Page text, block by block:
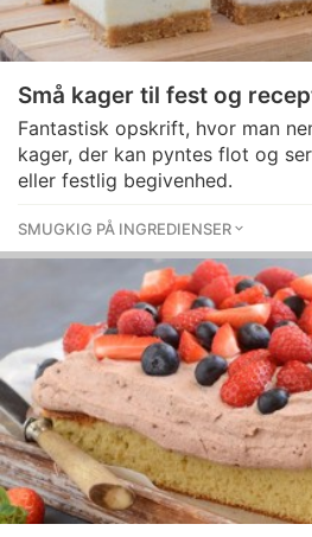
Små kager til fest og
Fantastisk opskrift, hvor man
kager, der kan pyntes flot og
eller festlig begivenhed.
SMUGKIG PÅ INGREDIENSER